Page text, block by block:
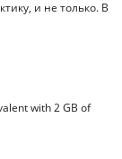
и не только. В
with 2 GB of